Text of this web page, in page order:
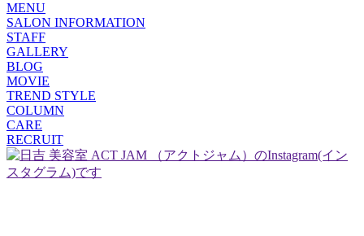
MENU
SALON INFORMATION
STAFF
GALLERY
BLOG
MOVIE
TREND STYLE
COLUMN
CARE
RECRUIT